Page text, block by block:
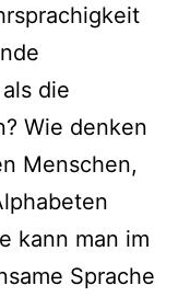
die
Wie denken
Menschen,
kann man im
Sprache